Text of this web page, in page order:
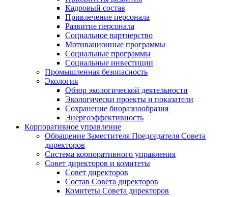
Кадровый состав
Привлечение персонала
Развитие персонала
Социальное партнерство
Мотивационные программы
Социальные программы
Социальные инвестиции
Промышленная безопасность
Экология
Обзор экологической деятельности
Экологически проекты и показатели
Сохранение биоразнообразия
Энергоэффективность
Корпоративное управление
Обращение Заместителя Председателя Совета
директоров
Система корпоративного управления
Совет директоров и комитеты
Совет директоров
Состав Совета директоров
Комитеты Совета директоров